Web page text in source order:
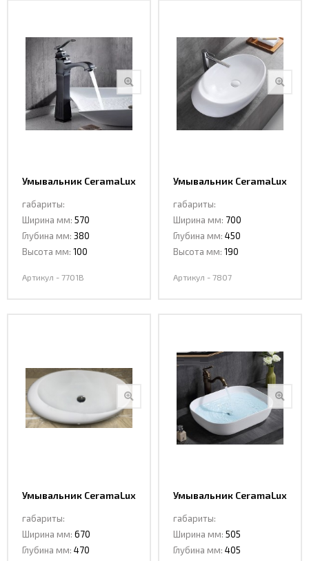
Умывальник CeramaLux
габариты:
Ширина мм: 570
Глубина мм: 380
Высота мм: 100
Артикул - 7701B
Умывальник CeramaLux
габариты:
Ширина мм: 700
Глубина мм: 450
Высота мм: 190
Артикул - 7807
Умывальник CeramaLux
габариты:
Ширина мм: 670
Глубина мм: 470
Умывальник CeramaLux
габариты:
Ширина мм: 505
Глубина мм: 405